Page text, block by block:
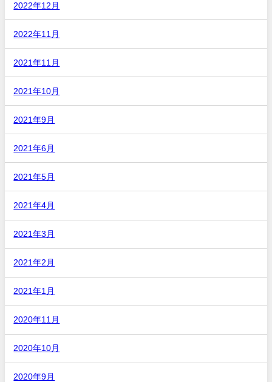
2022年12月
2022年11月
2021年11月
2021年10月
2021年9月
2021年6月
2021年5月
2021年4月
2021年3月
2021年2月
2021年1月
2020年11月
2020年10月
2020年9月